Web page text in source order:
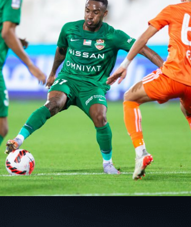
سوبر شيلد الإمارات العربية
المتحدة - قطرات
درع التحدي